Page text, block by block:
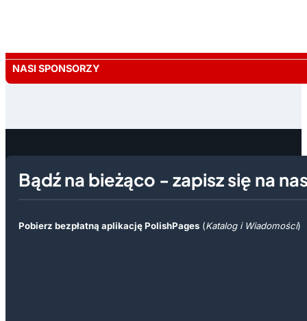
NASI SPONSORZY
Bądź na bieżąco - zapisz się na
Pobierz bezpłatną aplikację PolishPages (Katalog i Wiadomości)